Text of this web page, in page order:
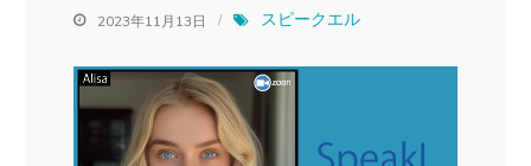
2023年11月13日 スピークエル